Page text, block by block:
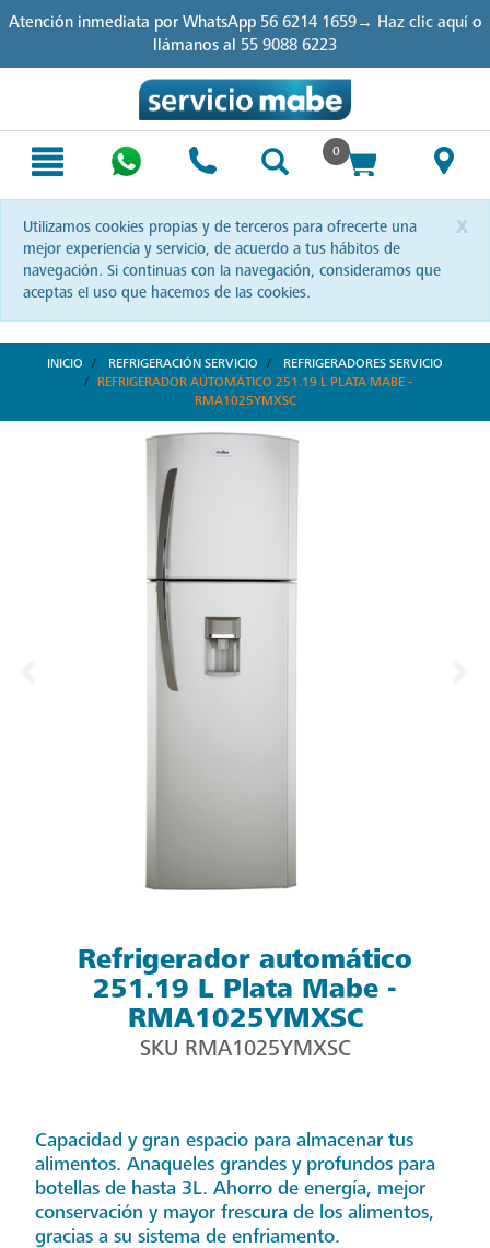
to
to
Atención inmediata por WhatsApp 56 6214 1659→ Haz clic aquío
llámanos al 55 9088 6223
0
x
Utilizamos cookies propias y de terceros para ofrecerte una
mejor experiencia y servicio, de acuerdo a tus hábitos de
navegación. Si continuas con la navegación, consideramos que
aceptas el uso que hacemos de las cookies.
INICIO REFRIGERACIÓN SERVICIO
REFRIGERADORES SERVICIO
REFRIGERADOR AUTOMÁTICO 251.19 L PLATA MABE -
RMA1025YMXSC
Refrigerador automático
251.19 L Plata Mabe -
RMA1025YMXSC
SKU RMA1025YMXSC
Capacidad y gran espacio para almacenar tus
alimentos. Anaqueles grandes y profundos para
botellas de hasta 3L. Ahorro de energía, mejor
conservación y mayor frescura de los alimentos,
gracias a su sistema de enfriamento.